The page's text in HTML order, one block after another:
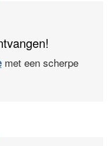
met een scherpe